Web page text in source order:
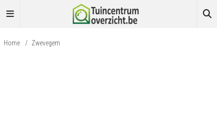
Home / Zwevegem